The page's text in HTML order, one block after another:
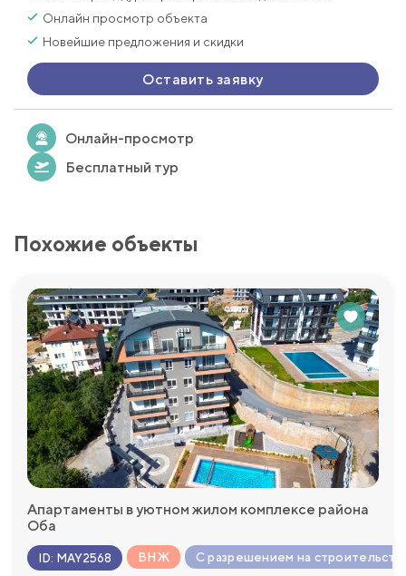
Онлайн просмотр объекта
Новейшие предложения и скидки
Оставить заявку
Онлайн-просмотр
Бесплатный тур
Похожие объекты
Апартаменты в уютном жилом комплексе района
Оба
ID: MAY2568 ВНЖ С разрешением на